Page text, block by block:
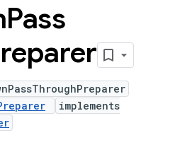
Pass
implements